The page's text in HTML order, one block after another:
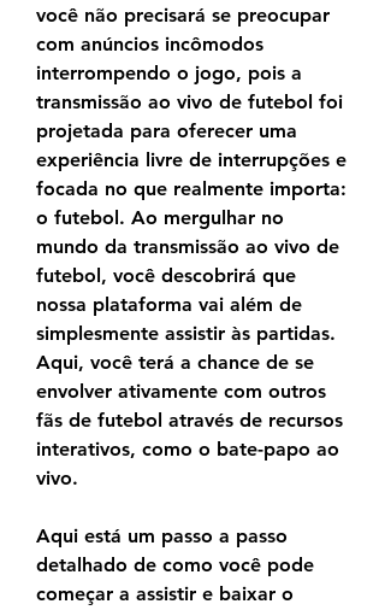
você não precisará se preocupar
com anúncios incômodos
interrompendo o jogo, pois a
transmissão ao vivo de futebol foi
projetada para oferecer uma
experiência livre de interrupções e
focada no que realmente importa:
o futebol. Ao mergulhar no
mundo da transmissão ao vivo de
futebol, você descobrirá que
nossa plataforma vai além de
simplesmente assistir às partidas.
Aqui, você terá a chance de se
envolver ativamente com outros
fãs de futebol através de recursos
interativos, como o bate-papo ao
vivo.
Aqui está um passo a passo
detalhado de como você pode
começar a assistir e baixar o